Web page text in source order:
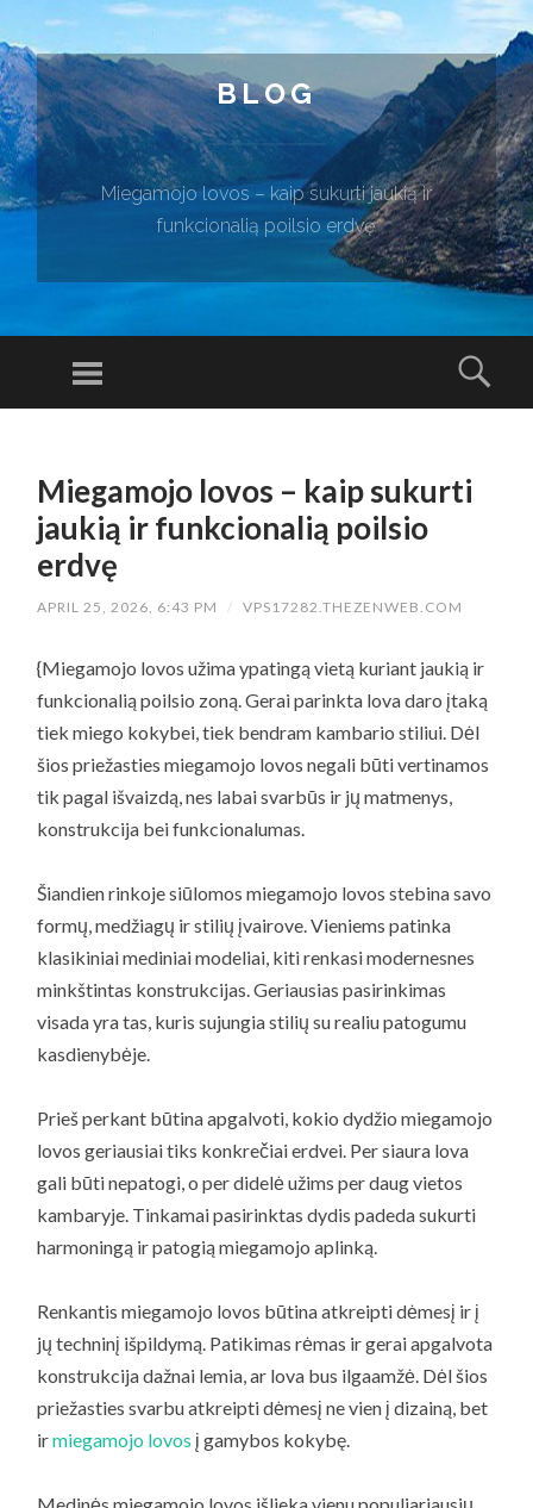
BLOG
Miegamojo lovos – kaip sukurti jaukią ir
funkcionalią poilsio erdvę
Menu
Miegamojo lovos – kaip sukurti
jaukią ir funkcionalią poilsio
erdvę
APRIL 25, 2026, 6:43 PM / VPS17282.THEZENWEB.COM
{Miegamojo lovos užima ypatingą vietą kuriant jaukią ir
funkcionalią poilsio zoną. Gerai parinkta lova daro įtaką
tiek miego kokybei, tiek bendram kambario stiliui. Dėl
šios priežasties miegamojo lovos negali būti vertinamos
tik pagal išvaizdą, nes labai svarbūs ir jų matmenys,
konstrukcija bei funkcionalumas.
Šiandien rinkoje siūlomos miegamojo lovos stebina savo
formų, medžiagų ir stilių įvairove. Vieniems patinka
klasikiniai mediniai modeliai, kiti renkasi modernesnes
minkštintas konstrukcijas. Geriausias pasirinkimas
visada yra tas, kuris sujungia stilių su realiu patogumu
kasdienybėje.
Prieš perkant būtina apgalvoti, kokio dydžio miegamojo
lovos geriausiai tiks konkrečiai erdvei. Per siaura lova
gali būti nepatogi, o per didelė užims per daug vietos
kambaryje. Tinkamai pasirinktas dydis padeda sukurti
harmoningą ir patogią miegamojo aplinką.
Renkantis miegamojo lovos būtina atkreipti dėmesį ir į
jų techninį išpildymą. Patikimas rėmas ir gerai apgalvota
konstrukcija dažnai lemia, ar lova bus ilgaamžė. Dėl šios
priežasties svarbu atkreipti dėmesį ne vien į dizainą, bet
irmiegamojo lovos į gamybos kokybę.